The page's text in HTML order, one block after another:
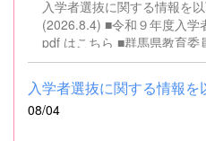
する方は、応募できませんので御
方公務員法第16条に該当す
る人） ・禁錮以上の刑に処せられ、その執行を終わるまで
又は執行を受けることがなくなるまで
して懲戒免職の処分を受け
しない者 ・人事委員会又は公平委員会の委員の職にあっ
て、地方公務員法第60条か
入学者選抜に関する情報を
(2026.8.4) ■令和９年度入学
pdf はこちら ■群馬県教育
するページはこちら
08/04